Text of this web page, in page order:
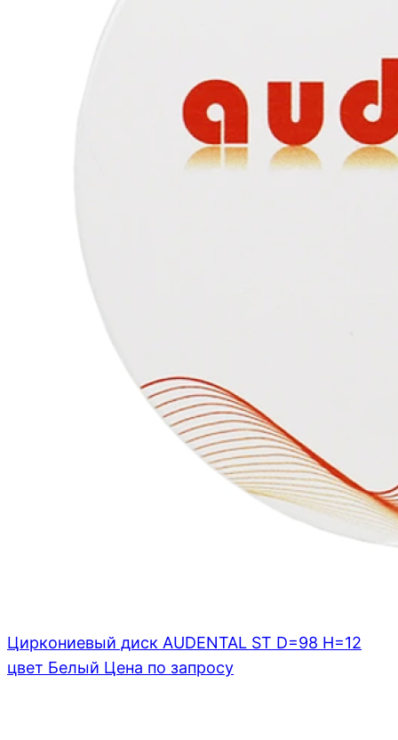
Циркониевый диск AUDENTAL ST D=98 H=12
цвет Белый Цена по запросу